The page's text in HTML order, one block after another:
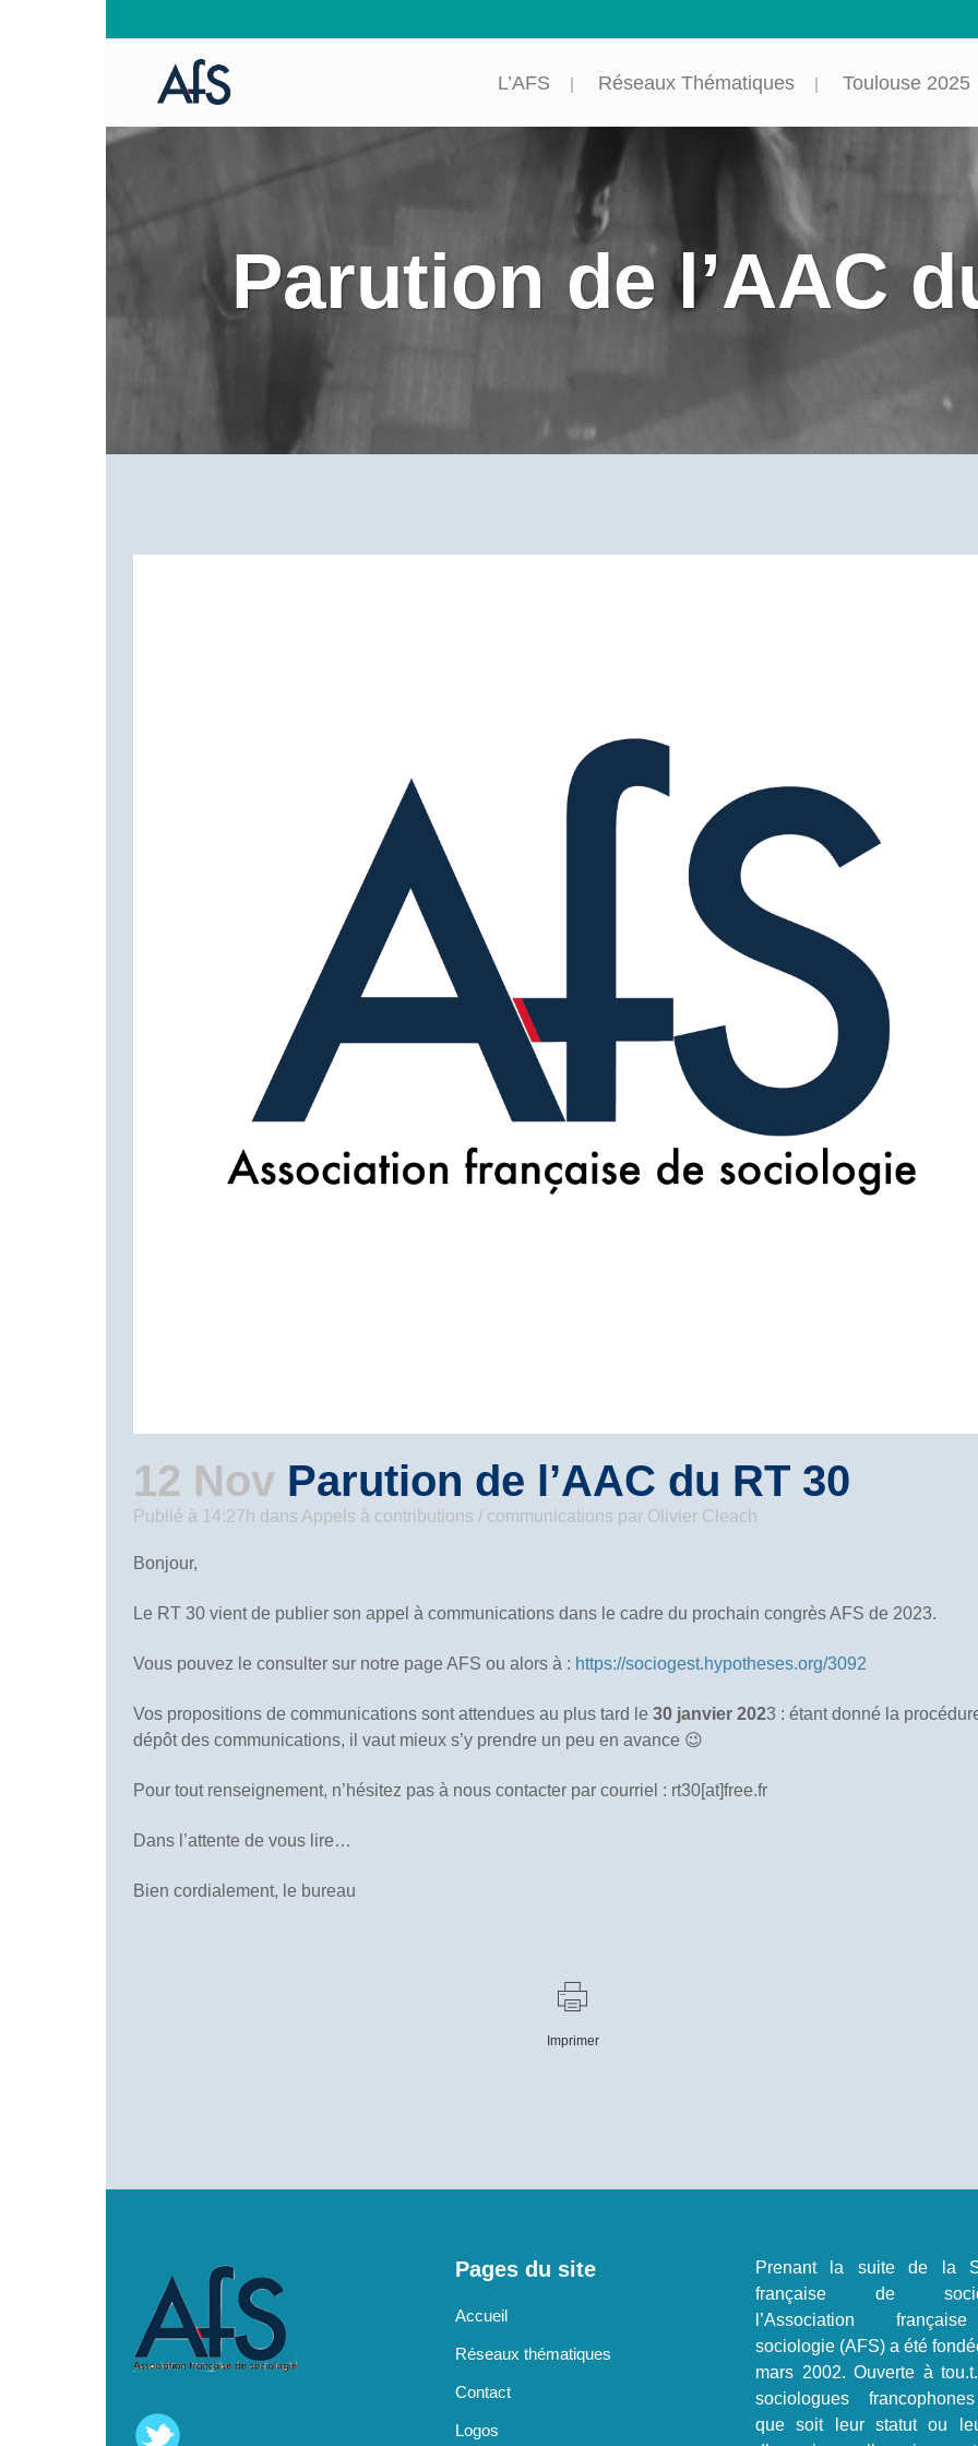
L’AFS Réseaux Thématiques Toulouse 2025
Parution de l’AAC
12 Nov Parution de l’AAC du RT 30
Publié à 14:27h dans Appels à contributions / communications par Olivier Cleach
Bonjour,
Le RT 30 vient de publier son appel à communications dans le cadre du prochain congrès AFS de 2023.
Vous pouvez le consulter sur notre page AFS ou alors à : https://sociogest.hypotheses.org/3092
Vos propositions de communications sont attendues au plus tard le 30 janvier 2023 : étant donné la
dépôt des communications, il vaut mieux s’y prendre un peu en avance 😉
Pour tout renseignement, n’hésitez pas à nous contacter par courriel : rt30[at]free.fr
Dans l’attente de vous lire…
Bien cordialement, le bureau
Imprimer
Pages du site
Accueil
Réseaux thématiques
Contact
Logos
Prenant la suite de la
française de
l’Association
sociologie (AFS) a été
mars 2002. Ouverte à
sociologues
que soit leur statut ou